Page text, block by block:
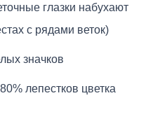
глазки набухают
с рядами веток)
значков
лепестков цветка